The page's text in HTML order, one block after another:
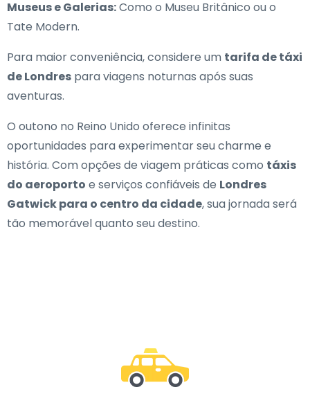
Museus e Galerias:Como o Museu Britânico ou o
Tate Modern.
Para maior conveniência, considere um tarifa de táxi
de Londres para viagens noturnas após suas
aventuras.
O outono no Reino Unido oferece infinitas
oportunidades para experimentar seu charme e
história. Com opções de viagem práticas como táxis
do aeroporto e serviços confiáveis de Londres
Gatwick para o centro da cidade, sua jornada será
tão memorável quanto seu destino.